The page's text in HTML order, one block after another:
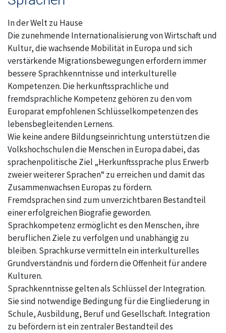
In der Welt zu Hause
Die zunehmende Internationalisierung von Wirtschaft und
Kultur, die wachsende Mobilität in Europa und sich
verstärkende Migrationsbewegungen erfordern immer
bessere Sprachkenntnisse und interkulturelle
Kompetenzen. Die herkunftssprachliche und
fremdsprachliche Kompetenz gehören zu den vom
Europarat empfohlenen Schlüsselkompetenzen des
lebensbegleitenden Lernens.
Wie keine andere Bildungseinrichtung unterstützen die
Volkshochschulen die Menschen in Europa dabei, das
sprachenpolitische Ziel „Herkunftssprache plus Erwerb
zweier weiterer Sprachen“ zu erreichen und damit das
Zusammenwachsen Europas zu fördern.
Fremdsprachen sind zum unverzichtbaren Bestandteil
einer erfolgreichen Biografie geworden.
Sprachkompetenz ermöglicht es den Menschen, ihre
beruflichen Ziele zu verfolgen und unabhängig zu
bleiben. Sprachkurse vermitteln ein interkulturelles
Grundverständnis und fördern die Offenheit für andere
Kulturen.
Sprachkenntnisse gelten als Schlüssel der Integration.
Sie sind notwendige Bedingung für die Eingliederung in
Schule, Ausbildung, Beruf und Gesellschaft. Integration
zu befördern ist ein zentraler Bestandteil des
Oberthal
Ostertal
Geschäftsstelle
Theley
Tholey
Urexweiler